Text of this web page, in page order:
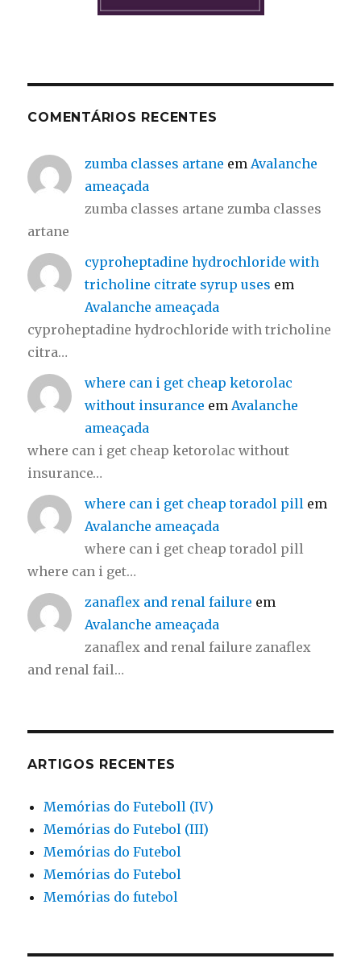
COMENTÁRIOS RECENTES
zumba classes artane em Avalanche
ameaçada
zumba classes artane zumba classes
artane
cyproheptadine hydrochloride with
tricholine citrate syrup uses em
Avalanche ameaçada
cyproheptadine hydrochloride with tricholine
citra…
where can i get cheap ketorolac
without insurance em Avalanche
ameaçada
where can i get cheap ketorolac without
insurance…
where can i get cheap toradol pill em
Avalanche ameaçada
where can i get cheap toradol pill
where can i get…
zanaflex and renal failure em
Avalanche ameaçada
zanaflex and renal failure zanaflex
and renal fail…
ARTIGOS RECENTES
Memórias do Futeboll (IV)
Memórias do Futebol (III)
Memórias do Futebol
Memórias do Futebol
Memórias do futebol